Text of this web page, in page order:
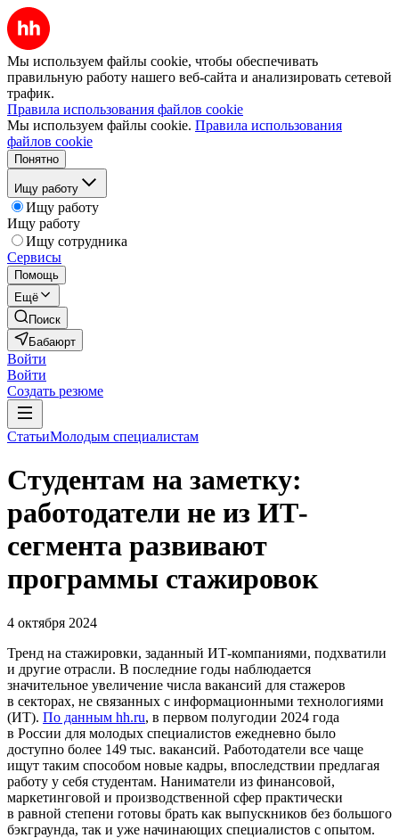
Мы используем файлы cookie, чтобы обеспечивать
правильную работу нашего веб-сайта и анализировать сетевой
трафик.
Правила использования файлов cookie
Мы используем файлы cookie. Правила использования
файлов cookie
Понятно
Ищу работу
Ищу работу
Ищу работу
Ищу сотрудника
Сервисы
Помощь
Ещё
Поиск
Бабаюрт
Войти
Войти
Создать резюме
СтатьиМолодым специалистам
Студентам на заметку:
работодатели не из ИТ-
сегмента развивают
программы стажировок
4 октября 2024
Тренд на стажировки, заданный ИТ-компаниями, подхватили
и другие отрасли. В последние годы наблюдается
значительное увеличение числа вакансий для стажеров
в секторах, не связанных с информационными технологиями
(ИТ). По данным hh.ru, в первом полугодии 2024 года
в России для молодых специалистов ежедневно было
доступно более 149 тыс. вакансий. Работодатели все чаще
ищут таким способом новые кадры, впоследствии предлагая
работу у себя студентам. Наниматели из финансовой,
маркетинговой и производственной сфер практически
в равной степени готовы брать как выпускников без большого
бэкграунда, так и уже начинающих специалистов с опытом.